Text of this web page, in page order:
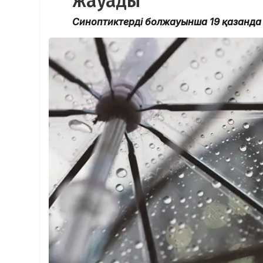
Синоптиктердің болжауынша 19